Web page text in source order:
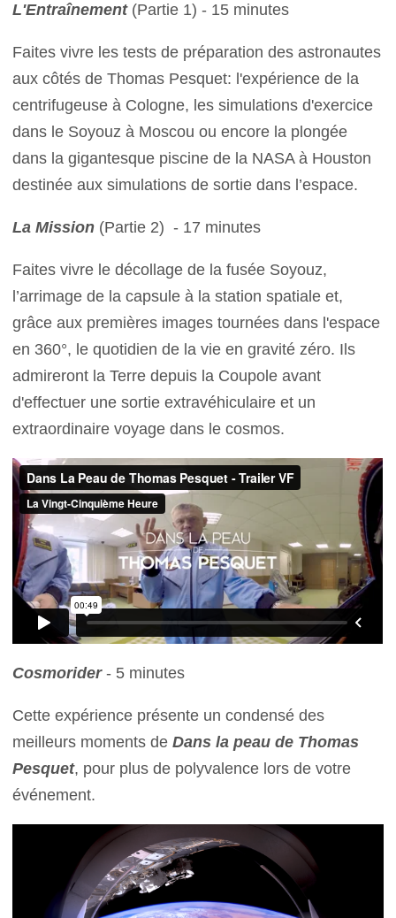
L'Entraînement(Partie 1) - 15 minutes
Faites vivre les tests de préparation des astronautes
aux côtés de Thomas Pesquet: l'expérience de la
centrifugeuse à Cologne, les simulations d'exercice
dans le Soyouz à Moscou ou encore la plongée
dans la gigantesque piscine de la NASA à Houston
destinée aux simulations de sortie dans l’espace.
La Mission (Partie 2) - 17 minutes
Faites vivre le décollage de la fusée Soyouz,
l’arrimage de la capsule à la station spatiale et,
grâce aux premières images tournées dans l'espace
en 360°, le quotidien de la vie en gravité zéro. Ils
admireront la Terre depuis la Coupole avant
d'effectuer une sortie extravéhiculaire et un
extraordinaire voyage dans le cosmos.
Cosmorider- 5 minutes
Cette expérience présente un condensé des
meilleurs moments deDans la peau de Thomas
Pesquet, pour plus de polyvalence lors de votre
événement.